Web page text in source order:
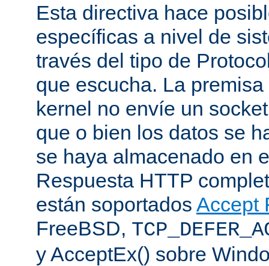
Esta directiva hace
específicas a nivel de
través del tipo de
que escucha. La
kernel no envíe un
que o bien los datos se
se haya almacenado en
Respuesta HTTP
están soportados Accept
FreeBSD,
y AcceptEx() sobre